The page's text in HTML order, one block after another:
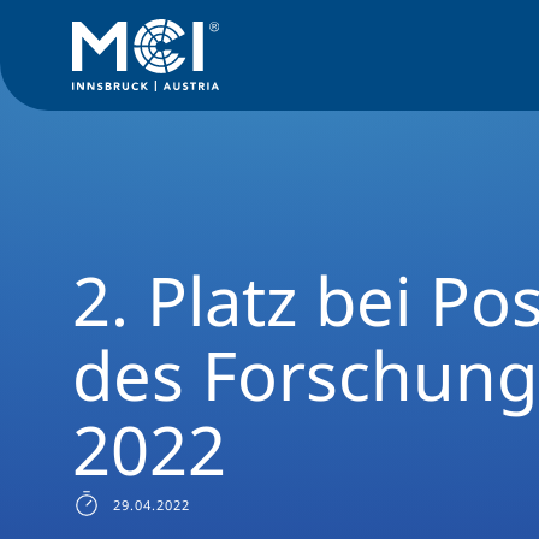
2. Platz bei
des
2022
29.04.2022